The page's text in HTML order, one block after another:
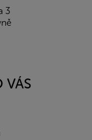
3
VÁS